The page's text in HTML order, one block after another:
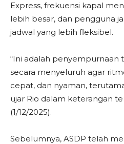
Express, frekuensi kapal
lebih besar, dan pengguna
jadwal yang lebih fleksibel.
“Ini adalah penyempurnaan
secara menyeluruh agar
cepat, dan nyaman,
ujar Rio dalam keterangan
(1/12/2025).
Sebelumnya, ASDP telah